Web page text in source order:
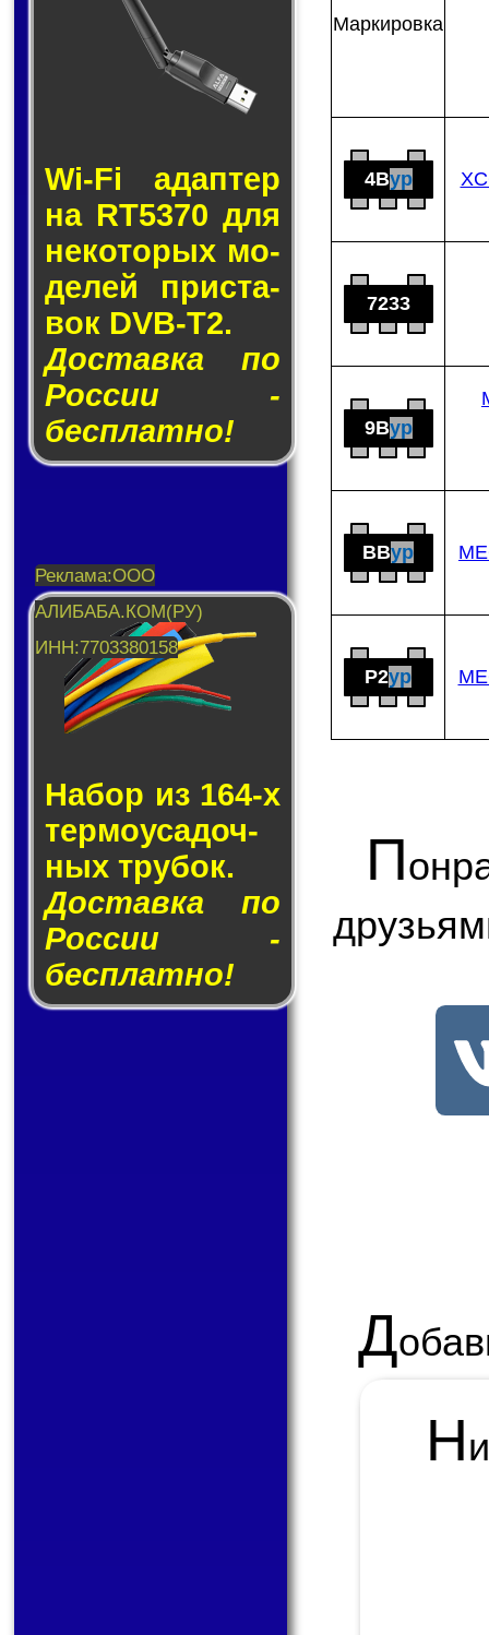
Wi-Fi адап­тер
на RT5370 для
не­ко­то­рых мо­
де­лей прис­та­
вок DVB-T2.
Доставка по
России -
бесплатно!
Набор из 164-х
тер­мо­у­са­доч­
ных тру­бок.
Доставка по
России -
бесплатно!
Мар­ки­ров­ка
4Byp
7233
9Byp
BByp
P2yp
П
Д
Н